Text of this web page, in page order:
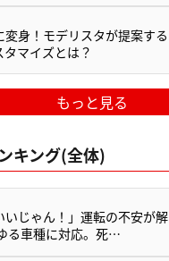
身！モデリスタが提案する
マイズとは？
もっと見る
キング(全体)
いじゃん！」運転の不安が解
る車種に対応。死…